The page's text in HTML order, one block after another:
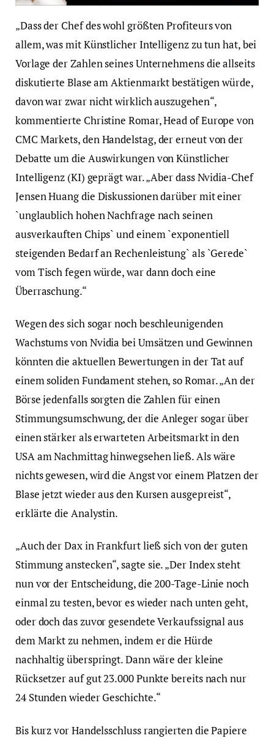
„Dass der Chef des wohl größten Profiteurs von
allem, was mit Künstlicher Intelligenz zu tun hat, bei
Vorlage der Zahlen seines Unternehmens die allseits
diskutierte Blase am Aktienmarkt bestätigen würde,
davon war zwar nicht wirklich auszugehen“,
kommentierte Christine Romar, Head of Europe von
CMC Markets, den Handelstag, der erneut von der
Debatte um die Auswirkungen von Künstlicher
Intelligenz (KI) geprägt war. „Aber dass Nvidia-Chef
Jensen Huang die Diskussionen darüber mit einer
`unglaublich hohen Nachfrage nach seinen
ausverkauften Chips` und einem `exponentiell
steigenden Bedarf an Rechenleistung` als `Gerede`
vom Tisch fegen würde, war dann doch eine
Überraschung.“
Wegen des sich sogar noch beschleunigenden
Wachstums von Nvidia bei Umsätzen und Gewinnen
könnten die aktuellen Bewertungen in der Tat auf
einem soliden Fundament stehen, so Romar. „An der
Börse jedenfalls sorgten die Zahlen für einen
Stimmungsumschwung, der die Anleger sogar über
einen stärker als erwarteten Arbeitsmarkt in den
USA am Nachmittag hinwegsehen ließ. Als wäre
nichts gewesen, wird die Angst vor einem Platzen der
Blase jetzt wieder aus den Kursen ausgepreist“,
erklärte die Analystin.
„Auch der Dax in Frankfurt ließ sich von der guten
Stimmung anstecken“, sagte sie. „Der Index steht
nun vor der Entscheidung, die 200-Tage-Linie noch
einmal zu testen, bevor es wieder nach unten geht,
oder doch das zuvor gesendete Verkaufssignal aus
dem Markt zu nehmen, indem er die Hürde
nachhaltig überspringt. Dann wäre der kleine
Rücksetzer auf gut 23.000 Punkte bereits nach nur
24 Stunden wieder Geschichte.“
Bis kurz vor Handelsschluss rangierten die Papiere